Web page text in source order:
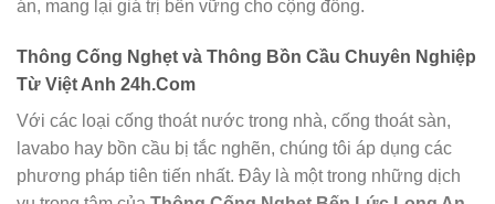
án, mang lại giá trị bền vững cho cộng đồng.
Thông Cống Nghẹt và Thông Bồn Cầu Chuyên Nghiệp
Từ Việt Anh 24h.Com
Với các loại cống thoát nước trong nhà, cống thoát sàn,
lavabo hay bồn cầu bị tắc nghẽn, chúng tôi áp dụng các
phương pháp tiên tiến nhất. Đây là một trong những dịch